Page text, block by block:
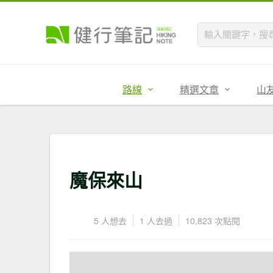
路線 精選文章 山
魔保來山
5 人想去 1 人去過 10,823 次點閱